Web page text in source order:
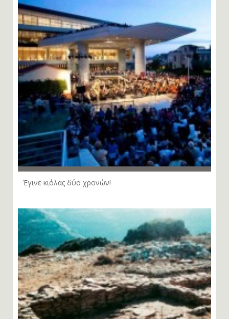
Έγινε κιόλας δύο χρονών!